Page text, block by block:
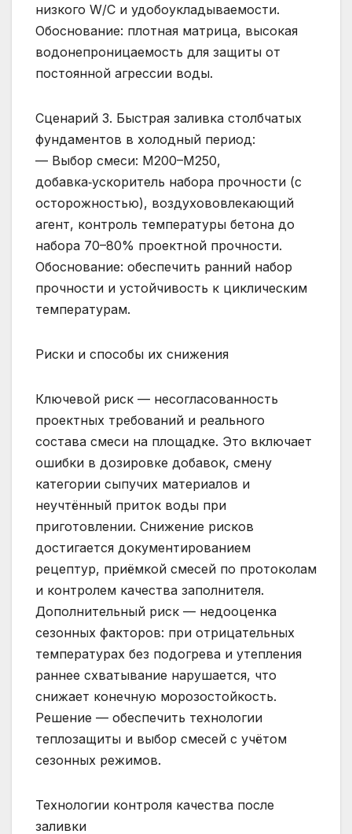
низкого W/C и удобоукладываемости.
Обоснование: плотная матрица, высокая
водонепроницаемость для защиты от
постоянной агрессии воды.
Сценарий 3. Быстрая заливка столбчатых
фундаментов в холодный период:
— Выбор смеси: М200–М250,
добавка‑ускоритель набора прочности (с
осторожностью), воздухововлекающий
агент, контроль температуры бетона до
набора 70–80% проектной прочности.
Обоснование: обеспечить ранний набор
прочности и устойчивость к циклическим
температурам.
Риски и способы их снижения
Ключевой риск — несогласованность
проектных требований и реального
состава смеси на площадке. Это включает
ошибки в дозировке добавок, смену
категории сыпучих материалов и
неучтённый приток воды при
приготовлении. Снижение рисков
достигается документированием
рецептур, приёмкой смесей по протоколам
и контролем качества заполнителя.
Дополнительный риск — недооценка
сезонных факторов: при отрицательных
температурах без подогрева и утепления
раннее схватывание нарушается, что
снижает конечную морозостойкость.
Решение — обеспечить технологии
теплозащиты и выбор смесей с учётом
сезонных режимов.
Технологии контроля качества после
заливки